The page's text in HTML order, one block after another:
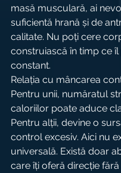
masă musculară, ai
suficientă hrană și de
calitate. Nu poți cere
construiască în timp ce îl
constant.
Relația cu mâncarea
Pentru unii, număratul
caloriilor poate aduce
Pentru alții, devine o
control excesiv. Aici nu
universală. Există doar
care îți oferă direcție fără